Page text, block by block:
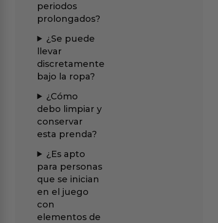
periodos
prolongados?
¿Se puede
llevar
discretamente
bajo la ropa?
¿Cómo
debo limpiar y
conservar
esta prenda?
¿Es apto
para personas
que se inician
en el juego
con
elementos de